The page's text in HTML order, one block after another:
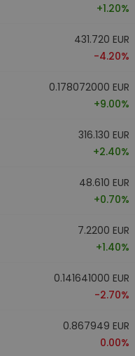
+1.20%
431.720 EUR
-4.20%
0.178072000 EUR
+9.00%
316.130 EUR
+2.40%
48.610 EUR
+0.70%
7.2200 EUR
+1.40%
0.141641000 EUR
-2.70%
0.867949 EUR
0.00%